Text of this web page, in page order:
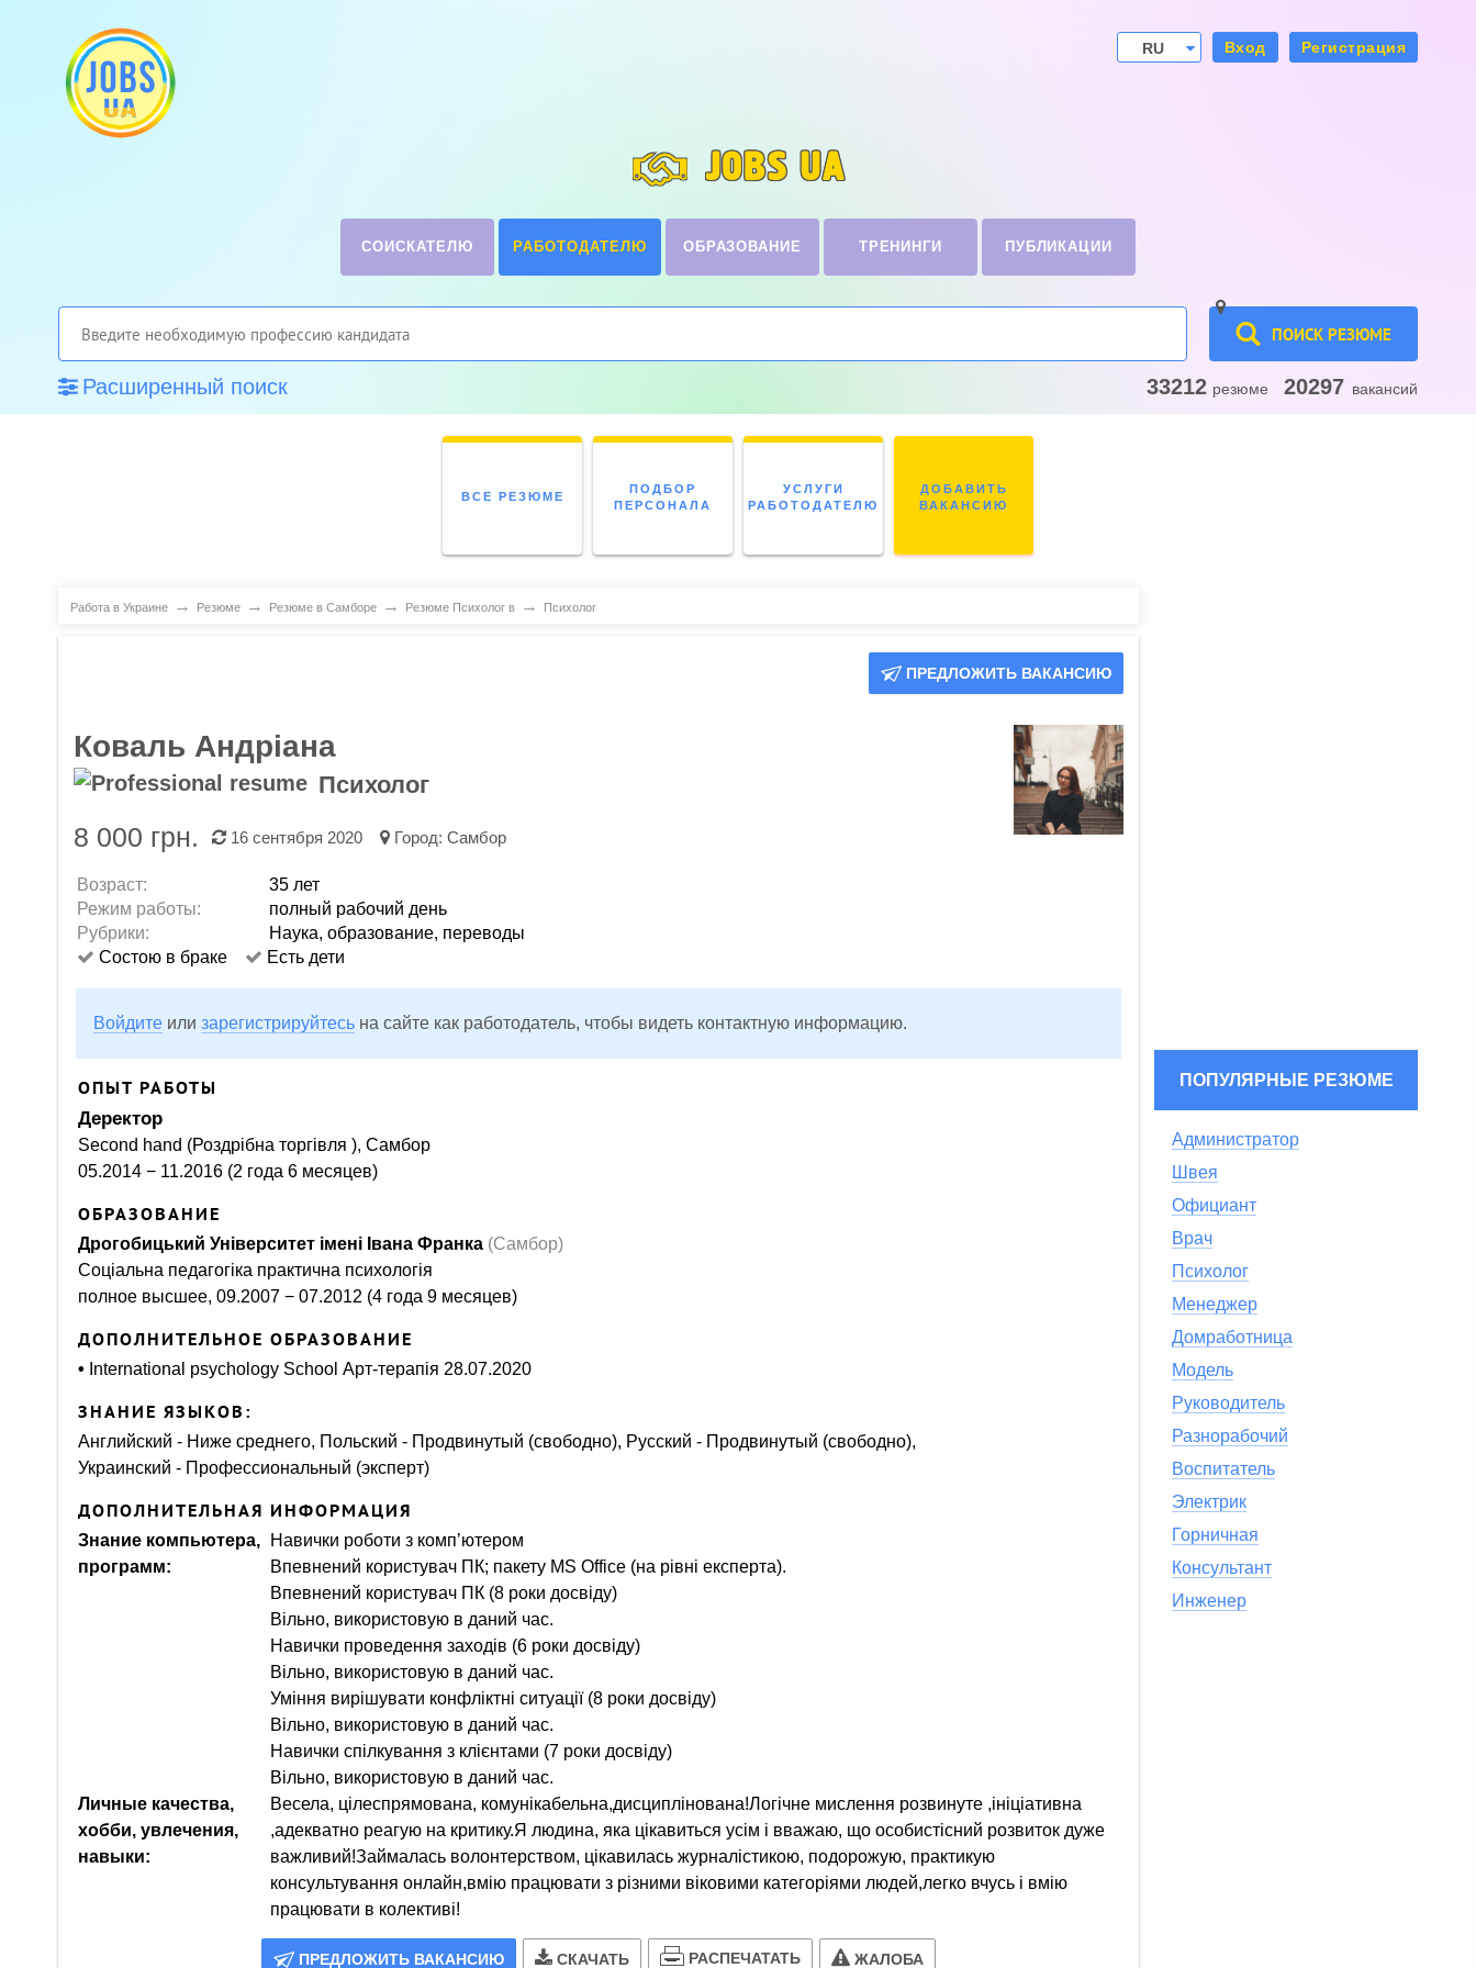
RU
Вход Регистрация
JOBS UA
СОИСКАТЕЛЮ РАБОТОДАТЕЛЮ ОБРАЗОВАНИЕ ТРЕНИНГИ ПУБЛИКАЦИИ
ПОИСК РЕЗЮМЕ
Расширенный поиск 33212 резюме 20297 вакансий
ВСЕ РЕЗЮМЕ
ПОДБОР
ПЕРСОНАЛА
УСЛУГИ
РАБОТОДАТЕЛЮ
ДОБАВИТЬ
ВАКАНСИЮ
Работа в Украине → Резюме → Резюме в Самборе → Резюме Психолог в → Психолог
ПРЕДЛОЖИТЬ ВАКАНСИЮ
Коваль Андріана
Психолог
8 000 грн. 16 сентября 2020 Город: Самбор
Возраст:
35 лет
Режим работы:
полный рабочий день
Рубрики:
Наука, образование, переводы
Состою в браке
Есть дети
Войдите или зарегистрируйтесь на сайте как работодатель, чтобы видеть контактную информацию.
ОПЫТ РАБОТЫ
Деректор
Second hand (Роздрібна торгівля ), Самбор
05.2014 − 11.2016 (2 года 6 месяцев)
ОБРАЗОВАНИЕ
Дрогобицький Університет імені Івана Франка(Самбор)
Соціальна педагогіка практична психологія
полное высшее, 09.2007 − 07.2012 (4 года 9 месяцев)
ДОПОЛНИТЕЛЬНОЕ ОБРАЗОВАНИЕ
• International psychology School Арт-терапія 28.07.2020
ЗНАНИЕ ЯЗЫКОВ:
Английский - Ниже среднего, Польский - Продвинутый (свободно), Русский - Продвинутый (свободно),
Украинский - Профессиональный (эксперт)
ДОПОЛНИТЕЛЬНАЯ ИНФОРМАЦИЯ
Знание компьютера,
программ:
Навички роботи з комп’ютером
Впевнений користувач ПК; пакету MS Office (на рівні експерта).
Впевнений користувач ПК (8 роки досвіду)
Вільно, використовую в даний час.
Навички проведення заходів (6 роки досвіду)
Вільно, використовую в даний час.
Уміння вирішувати конфліктні ситуації (8 роки досвіду)
Вільно, використовую в даний час.
Навички спілкування з клієнтами (7 роки досвіду)
Вільно, використовую в даний час.
Личные качества,
хобби, увлечения,
навыки:
Весела, цілеспрямована, комунікабельна,дисциплінована!Логічне мислення розвинуте ,ініціативна
,адекватно реагую на критику.Я людина, яка цікавиться усім і вважаю, що особистісний розвиток дуже
важливий!Займалась волонтерством, цікавилась журналістикою, подорожую, практикую
консультування онлайн,вмію працювати з різними віковими категоріями людей,легко вчусь і вмію
працювати в колективі!
ПРЕДЛОЖИТЬ ВАКАНСИЮ СКАЧАТЬ РАСПЕЧАТАТЬ ЖАЛОБА
ПОПУЛЯРНЫЕ РЕЗЮМЕ
Администратор
Швея
Официант
Врач
Психолог
Менеджер
Домработница
Модель
Руководитель
Разнорабочий
Воспитатель
Электрик
Горничная
Консультант
Инженер